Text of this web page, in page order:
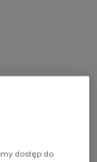
dostęp do